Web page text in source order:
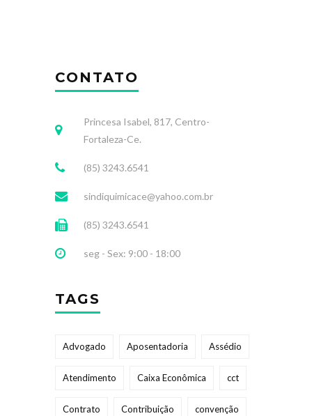
CONTATO
Princesa Isabel, 817, Centro-
Fortaleza-Ce.
(85) 3243.6541
sindiquimicace@yahoo.com.br
(85) 3243.6541
seg - Sex: 9:00 - 18:00
TAGS
Advogado Aposentadoria Assédio
Atendimento Caixa Econômica cct
Contrato Contribuição convenção